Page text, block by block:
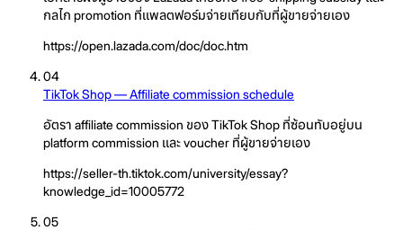
กลไก promotion ที่แพลตฟอร์มจ่ายเทียบกับที่ผู้ขายจ่ายเอง
https://open.lazada.com/doc/doc.htm
04
TikTok Shop — Affiliate commission schedule
อัตรา affiliate commission ของ TikTok Shop ที่ซ้อนทับอยู่บน
platform commission และ voucher ที่ผู้ขายจ่ายเอง
https://seller-th.tiktok.com/university/essay?
knowledge_id=10005772
05